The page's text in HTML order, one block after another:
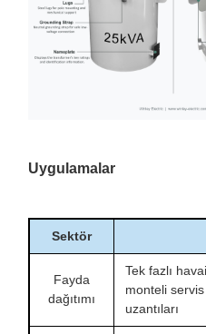
saplama ikincil
terminalleri
Uygulamalar
Sektör
Fayda
dağıtımı
Tek fazlı
monteli
uzantıları